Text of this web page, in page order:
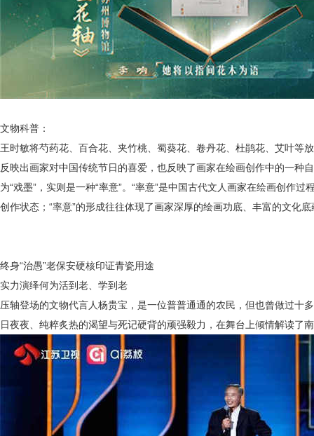
文物科普：
王时敏将芍药花、百合花、夹竹桃、蜀葵花、卷丹花、杜鹃花、艾叶等
反映出画家对中国传统节日的喜爱，也反映了画家在绘画创作中的一种
为“戏墨”，实则是一种“率意”。 “率意”是中国古代文人画家在绘画创作过
创作状态；“率意”的形成往往体现了画家深厚的绘画功底、丰富的文化
终身“治愚”老保安硬核印证青瓷用途
实力演绎何为活到老、学到老
压轴登场的文物代言人杨贵宝，是一位普普通通的农民，但也曾做过十
日夜夜、纯粹炙热的渴望与死记硬背的顽强毅力 ，在舞台上倾情解读了